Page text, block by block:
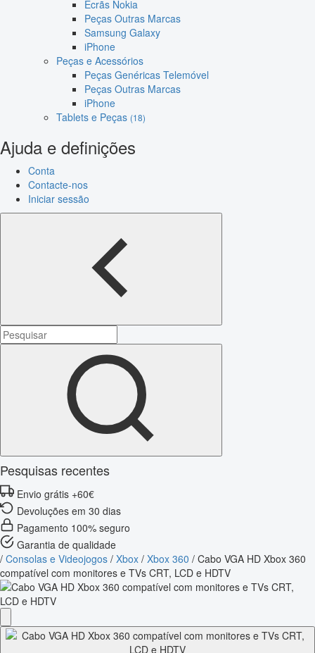
Ecrãs Nokia
Peças Outras Marcas
Samsung Galaxy
iPhone
Peças e Acessórios
Peças Genéricas Telemóvel
Peças Outras Marcas
iPhone
Tablets e Peças (18)
Ajuda e definições
Conta
Contacte-nos
Iniciar sessão
Pesquisas recentes
Envio grátis +60€
Devoluções em 30 dias
Pagamento 100% seguro
Garantia de qualidade
/ Consolas e Videojogos / Xbox / Xbox 360 / Cabo VGA HD Xbox 360
compatível com monitores e TVs CRT, LCD e HDTV